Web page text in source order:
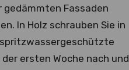
Fassaden
In Holz schrauben Sie in
spritzwassergeschützte
ersten Woche nach und